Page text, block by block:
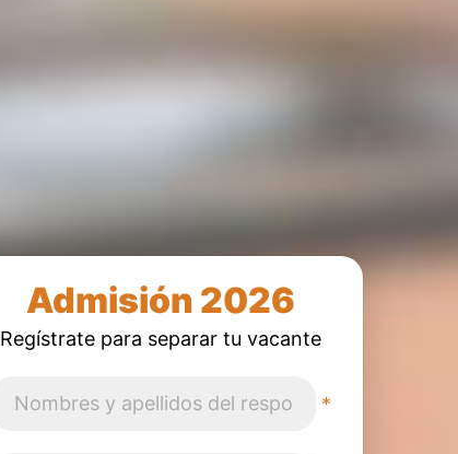
Admisión 2026
Regístrate para separar tu vacante
*